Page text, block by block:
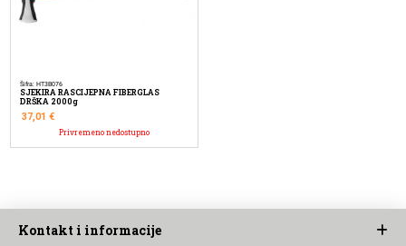
Šifra: HT3B076
SJEKIRA RASCIJEPNA FIBERGLAS
DRŠKA 2000g
37,01 €
Privremeno nedostupno
Kontakt i informacije